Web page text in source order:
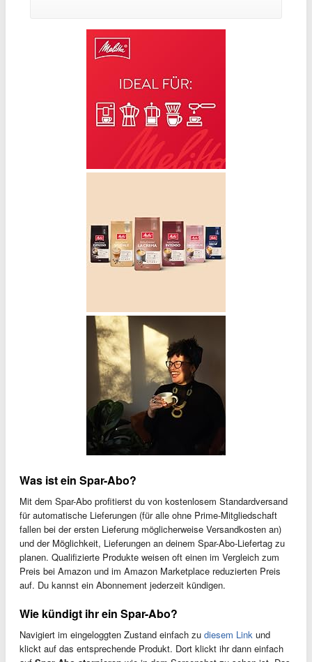
Was ist ein Spar-Abo?
Mit dem Spar-Abo profitierst du von kostenlosem Standardversand
für automatische Lieferungen (für alle ohne Prime-Mitgliedschaft
fallen bei der ersten Lieferung möglicherweise Versandkosten an)
und der Möglichkeit, Lieferungen an deinem Spar-Abo-Liefertag zu
planen. Qualifizierte Produkte weisen oft einen im Vergleich zum
Preis bei Amazon und im Amazon Marketplace reduzierten Preis
auf. Du kannst ein Abonnement jederzeit kündigen.
Wie kündigt ihr ein Spar-Abo?
Navigiert im eingeloggten Zustand einfach zu diesem Link und
klickt auf das entsprechende Produkt. Dort klickt ihr dann einfach